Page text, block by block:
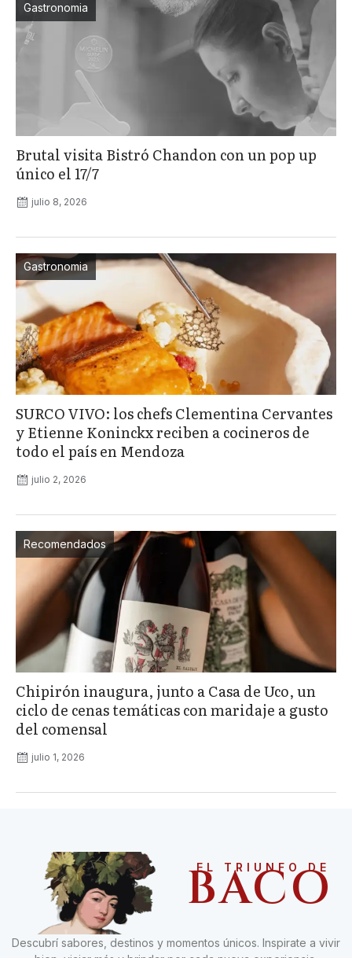
Gastronomia
Brutal visita Bistró Chandon con un pop up
único el 17/7
julio 8, 2026
Gastronomia
SURCO VIVO: los chefs Clementina Cervantes
y Etienne Koninckx reciben a cocineros de
todo el país en Mendoza
julio 2, 2026
Recomendados
Chipirón inaugura, junto a Casa de Uco, un
ciclo de cenas temáticas con maridaje a gusto
del comensal
julio 1, 2026
EL TRIUNFO DE
BACO
Descubrí sabores, destinos y momentos únicos. Inspirate a vivir